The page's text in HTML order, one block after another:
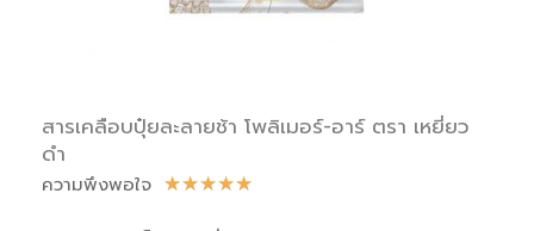
สารเคลือบปุ๋ยละลายช้า โพลิเมอร์-อาร์ ตรา เหยี่ยว
ดำ
ความพึงพอใจ ★★★★★